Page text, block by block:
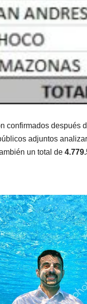
confirmados después
adjuntos
un total de